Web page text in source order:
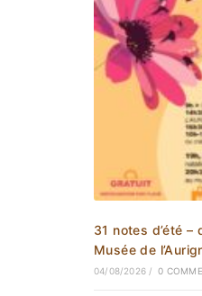
31 notes d’été –
Musée de
04/08/2026 / 0